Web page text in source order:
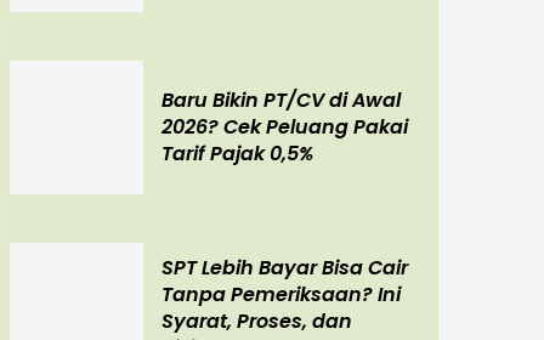
Baru Bikin PT/CV di Awal
2026? Cek Peluang Pakai
Tarif Pajak 0,5%
SPT Lebih Bayar Bisa Cair
Tanpa Pemeriksaan? Ini
Syarat, Proses, dan